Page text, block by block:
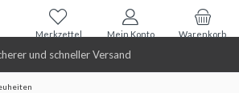
und schneller Versand
Warenkorb
Merkzettel Mein Konto